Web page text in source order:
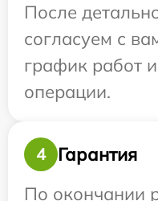
После
согласуем с
график работ
операции.
4
Гарантия
По окончании